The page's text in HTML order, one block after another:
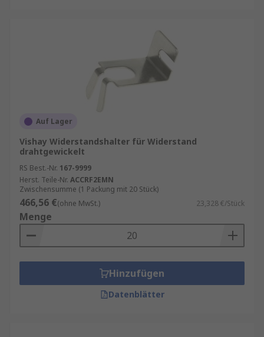
Auf Lager
Vishay Widerstandshalter für Widerstand
drahtgewickelt
RS Best.-Nr. 167-9999
Herst. Teile-Nr. ACCRF2EMN
Zwischensumme (1 Packung mit 20 Stück)
466,56 €(ohne MwSt.) 23,328 €/Stück
Menge
Hinzufügen
Datenblätter